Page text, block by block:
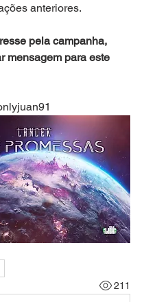
anteriores.
pela campanha,
mensagem para este
211